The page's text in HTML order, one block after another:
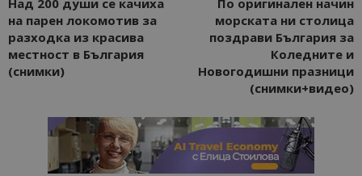
на парен локомотив за
разходка из красива
местност в България
(снимки)
морската ни столица
поздрави България за
Коледните и
Новогодишни празници
(снимки+видео)